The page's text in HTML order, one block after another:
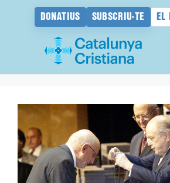
DONATIUS SUBSCRIU-TE EL
contingut